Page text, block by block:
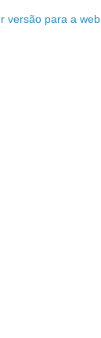
versão para a web